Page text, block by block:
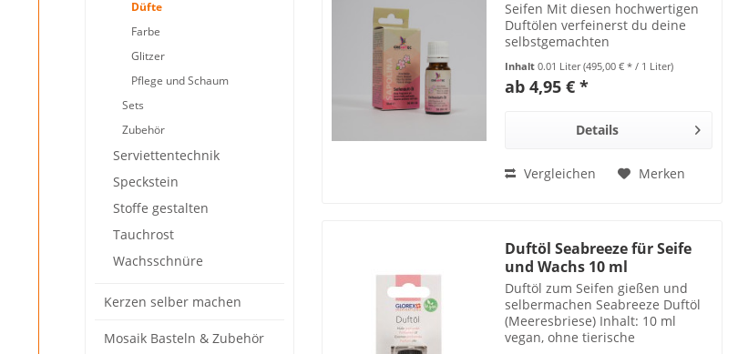
Düfte
Farbe
Glitzer
Pflege und Schaum
Sets
Zubehör
Serviettentechnik
Speckstein
Stoffe gestalten
Tauchrost
Wachsschnüre
Kerzen selber machen
Mosaik Basteln & Zubehör
Seifen Mit diesen hochwertigen
Duftölen verfeinerst du deine
selbstgemachten
dieser außergewöhnlichen
Seifenduftöle eine wohltuende
bieten viele...
Inhalt0.01 Liter(495,00 € * / 1 Liter)
ab 4,95 € *
Details
Vergleichen Merken
Duftöl Seabreeze für Seife
und Wachs 10 ml
Duftöl zum Seifen gießen und
selbermachen Seabreeze Duftöl
(Meeresbriese) Inhalt: 10 ml
vegan, ohne tierische